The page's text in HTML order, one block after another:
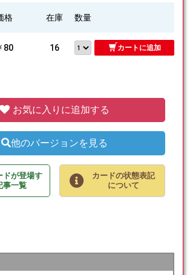
格 在庫 数量
80 16 カートに追加
お気に入りに追加する
他のバージョンを見る
ドが登場す
事一覧
カードの状態表記
について